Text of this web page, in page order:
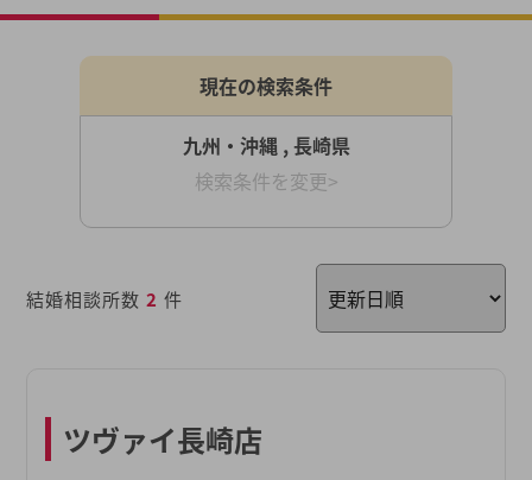
現在の検索条件
九州・沖縄 , 長崎県
検索条件を変更>
結婚相談所数 2 件
ツヴァイ長崎店